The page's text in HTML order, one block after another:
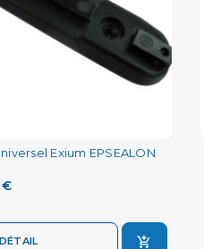
Exium EPSEALON
€
DÉTAIL